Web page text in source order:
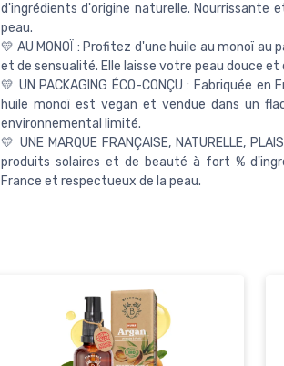
d'ingrédients d'origine naturelle.
peau.
💛 AU MONOÏ : Profitez d'une huile au monoï
et de sensualité. Elle laisse votre peau douce
💛 UN PACKAGING ÉCO-CONÇU : Fabriquée
huile monoï est vegan et vendue dans un
environnemental limité.
💛 UNE MARQUE FRANÇAISE, NATURELLE,
produits solaires et de beauté à fort %
France et respectueux de la peau.